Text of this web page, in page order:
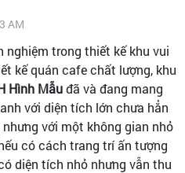
AM
nghiệm trong thiết kế khu vui
kế quán cafe chất lượng, khu
Hình Mẫuđã và đang mang
với diện tích lớn chưa hẳn
với một không gian nhỏ
có cách trang trí ấn tượng
diện tích nhỏ nhưng vẫn thu